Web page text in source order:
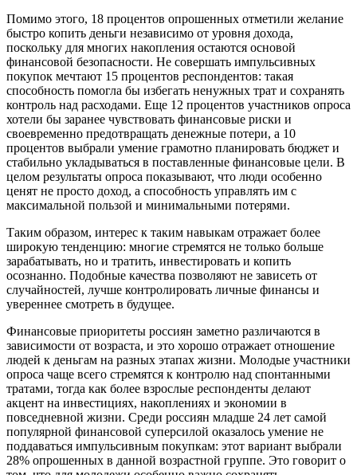
Помимо этого, 18 процентов опрошенных отметили желание
быстро копить деньги независимо от уровня дохода,
поскольку для многих накопления остаются основой
финансовой безопасности. Не совершать импульсивных
покупок мечтают 15 процентов респондентов: такая
способность помогла бы избегать ненужных трат и сохранять
контроль над расходами. Еще 12 процентов участников опроса
хотели бы заранее чувствовать финансовые риски и
своевременно предотвращать денежные потери, а 10
процентов выбрали умение грамотно планировать бюджет и
стабильно укладываться в поставленные финансовые цели. В
целом результаты опроса показывают, что люди особенно
ценят не просто доход, а способность управлять им с
максимальной пользой и минимальными потерями.
Таким образом, интерес к таким навыкам отражает более
широкую тенденцию: многие стремятся не только больше
зарабатывать, но и тратить, инвестировать и копить
осознанно. Подобные качества позволяют не зависеть от
случайностей, лучше контролировать личные финансы и
увереннее смотреть в будущее.
Финансовые приоритеты россиян заметно различаются в
зависимости от возраста, и это хорошо отражает отношение
людей к деньгам на разных этапах жизни. Молодые участники
опроса чаще всего стремятся к контролю над спонтанными
тратами, тогда как более взрослые респонденты делают
акцент на инвестициях, накоплениях и экономии в
повседневной жизни. Среди россиян младше 24 лет самой
популярной финансовой суперсилой оказалось умение не
поддаваться импульсивным покупкам: этот вариант выбрали
28% опрошенных в данной возрастной группе. Это говорит о